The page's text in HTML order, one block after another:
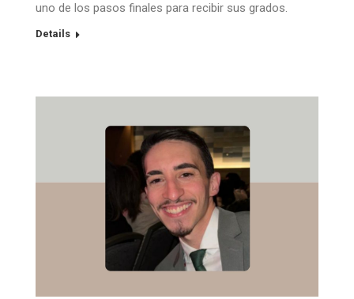
uno de los pasos finales para recibir sus grados.
Details